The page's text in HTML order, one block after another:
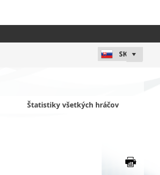
Štatistiky všetkých hráčov